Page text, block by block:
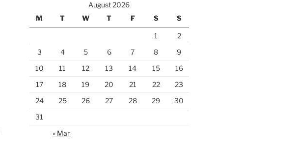
August 2026
M
T W T F S S
1
2
3
4 5 6 7 8
9
10
11 12 13 14 15
16
17
18 19 20 21 22
23
24
25 26 27 28 29
30
31
« Mar